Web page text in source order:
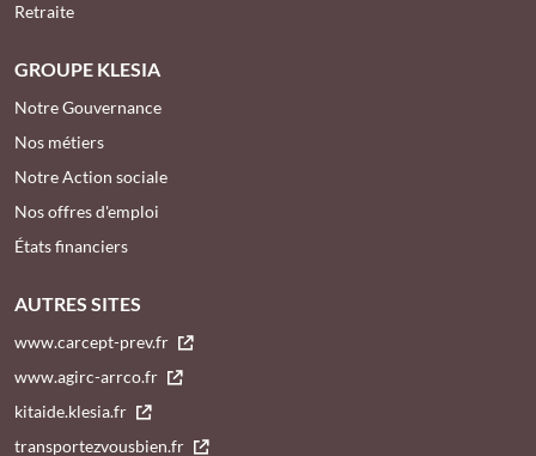
Retraite
GROUPE KLESIA
Notre Gouvernance
Nos métiers
Notre Action sociale
Nos offres d'emploi
États financiers
AUTRES SITES
www.carcept-prev.fr
www.agirc-arrco.fr
kitaide.klesia.fr
transportezvousbien.fr